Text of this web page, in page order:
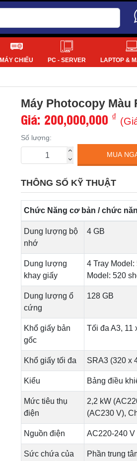
MÁY CHIẾU PC - SERVER LAPTOP &
Máy Photocopy Màu
Giá: 200,000,000 ₫
Số lượng:
MUA
THÔNG SỐ KỸ THUẬT
Chức Năng cơ bản / chức
Dung lượng bộ
nhớ
4 GB
Dung lượng
khay giấy
4 Tray Model:
Model: 520
Dung lượng ổ
cứng
128 GB
Khổ giấy bản
gốc
Tối đa A3, 11
Khổ giấy tối đa SRA3 (320 x
Kiểu Bảng điều
Mức tiêu thụ
điện
2,2 kW
(AC230 V),
Nguồn điện AC220-240 V
Sức chứa của
Phần trung